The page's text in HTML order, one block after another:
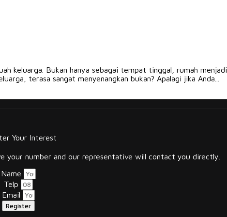
keluarga. Bukan hanya sebagai tempat tinggal, rumah
terasa sangat menyenangkan bukan? Apalagi jika Anda...
Your Interest
your number and our representative will contact you directly.
Name
Telp
Email
Register